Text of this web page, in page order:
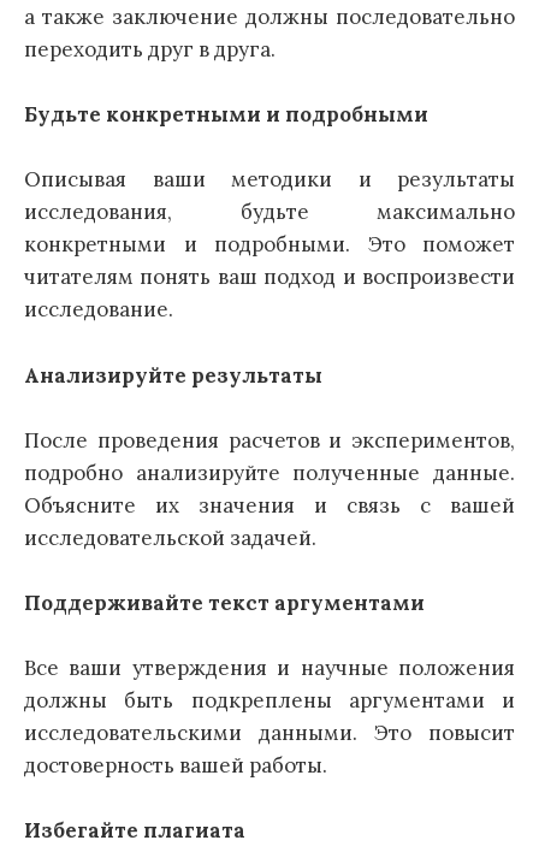
а также заключение должны последовательно
переходить друг в друга.
Будьте конкретными и подробными
Описывая ваши методики и результаты
исследования, будьте максимально
конкретными и подробными. Это поможет
читателям понять ваш подход и воспроизвести
исследование.
Анализируйте результаты
После проведения расчетов и экспериментов,
подробно анализируйте полученные данные.
Объясните их значения и связь с вашей
исследовательской задачей.
Поддерживайте текст аргументами
Все ваши утверждения и научные положения
должны быть подкреплены аргументами и
исследовательскими данными. Это повысит
достоверность вашей работы.
Избегайте плагиата